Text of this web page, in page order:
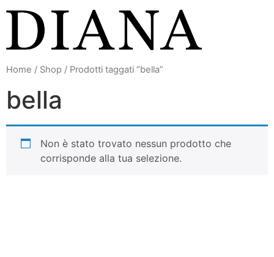
contenuto
Home / Shop / Prodotti taggati “bella”
bella
Non è stato trovato nessun prodotto che
corrisponde alla tua selezione.